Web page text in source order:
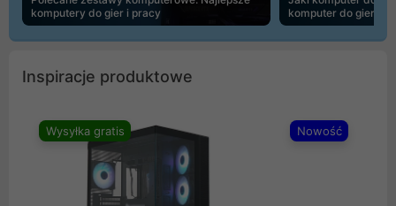
komputery do gier i pracy
komputer do gier |
Inspiracje produktowe
Wysyłka gratis Nowość